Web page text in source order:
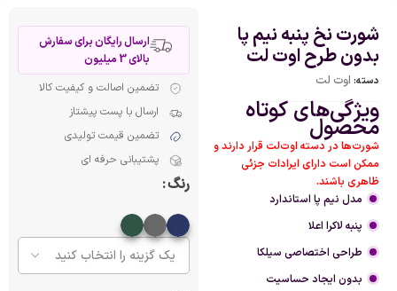
شورت نخ پنبه نیم پا
بدون طرح اوت لت
دسته: اوت لت
ویژگی‌های کوتاه
محصول
شورت‌ها در دسته اوت‌لت قرار دارند و
ممکن است دارای ایرادات جزئی
ظاهری باشند.
مدل نیم پا استاندارد
پنبه لاکرا اعلا
طراحی اختصاصی سیلکا
بدون ایجاد حساسیت
ارسال رایگان برای سفارش
بالای 3 میلیون
تضمین اصالت و کیفیت کالا
ارسال با پست پیشتاز
تضمین قیمت تولیدی
پشتیبانی حرفه ای
رنگ